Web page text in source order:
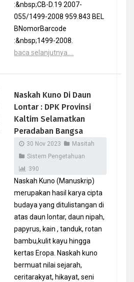
:&nbsp;CB-D.19 2007-
055/1499-2008 959.843 BEL
BNomorBarcode
:&nbsp;1499-2008.
baca selanjutnya....
Naskah Kuno Di Daun
Lontar : DPK Provinsi
Kaltim Selamatkan
Peradaban Bangsa
30 Nov 2023
Masitah
Sistem Pengetahuan
390
Naskah Kuno (Manuskrip)
merupakan hasil karya cipta
budaya yang ditulistangan di
atas daun lontar, daun nipah,
papyrus, kain , tanduk, rotan
bambu,kulit kayu hingga
kertas Eropa. Naskah kuno
bermuat nilai sejarah,
ceritarakyat, hikayat, seni